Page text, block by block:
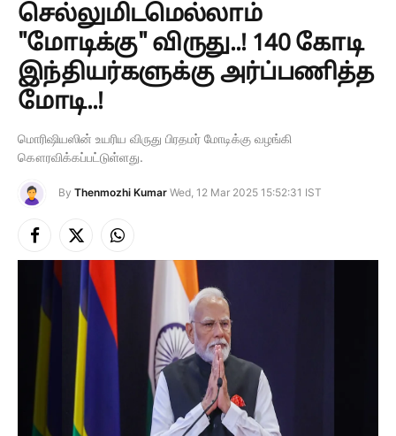
செல்லுமிடமெல்லாம்
"மோடிக்கு" விருது..! 140 கோடி
இந்தியர்களுக்கு அர்ப்பணித்த
மோடி..!
மொரிஷியஸின் உயரிய விருது பிரதமர் மோடிக்கு வழங்கி
கௌரவிக்கப்பட்டுள்ளது.
By Thenmozhi Kumar Wed, 12 Mar 2025 15:52:31 IST
Facebook
X
(Twitter)
Instagram